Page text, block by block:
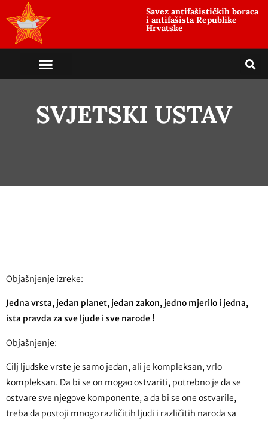
Savez antifašističkih boraca
i antifašista Republike
Hrvatske
SVJETSKI USTAV
Objašnjenje izreke:
Jedna vrsta, jedan planet, jedan zakon, jedno mjerilo i jedna,
ista pravda za sve ljude i sve narode !
Objašnjenje:
Cilj ljudske vrste je samo jedan, ali je kompleksan, vrlo
kompleksan. Da bi se on mogao ostvariti, potrebno je da se
ostvare sve njegove komponente, a da bi se one ostvarile,
treba da postoji mnogo različitih ljudi i različitih naroda sa